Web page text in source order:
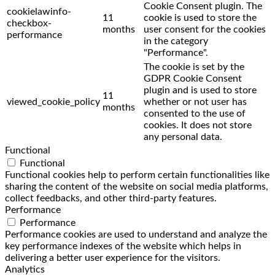
cookielawinfo-
checkbox-
performance
11
months
Cookie Consent plugin. The
cookie is used to store the
user consent for the cookies
in the category
"Performance".
viewed_cookie_policy
11
months
The cookie is set by the
GDPR Cookie Consent
plugin and is used to store
whether or not user has
consented to the use of
cookies. It does not store
any personal data.
Functional
Functional
Functional cookies help to perform certain functionalities like
sharing the content of the website on social media platforms,
collect feedbacks, and other third-party features.
Performance
Performance
Performance cookies are used to understand and analyze the
key performance indexes of the website which helps in
delivering a better user experience for the visitors.
Analytics